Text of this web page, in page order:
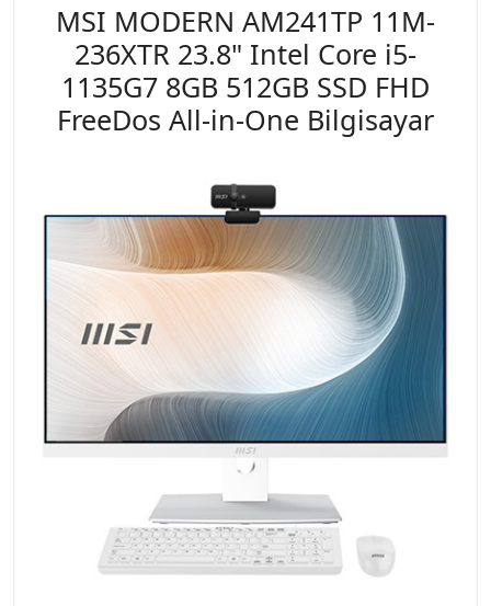
MSI MODERN AM241TP 11M-
236XTR 23.8" Intel Core i5-
1135G7 8GB 512GB SSD FHD
FreeDos All-in-One Bilgisayar